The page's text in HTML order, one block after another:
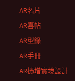
AR名片
AR喜帖
AR型錄
AR手冊
AR擴增實境設計